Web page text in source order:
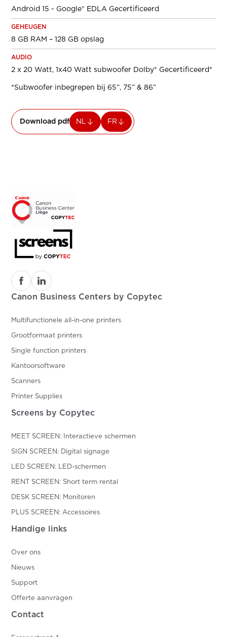
Android 15 - Google® EDLA Gecertificeerd
GEHEUGEN
8 GB RAM – 128 GB opslag
AUDIO
2 x 20 Watt, 1x40 Watt subwoofer Dolby® Gecertificeerd*
*Subwoofer inbegrepen bij 65”, 75” & 86”
Download pdf NL FR
Canon Business Centers by Copytec
Multifunctionele all-in-one printers
Grootformaat printers
Single function printers
Kantoorsoftware
Scanners
Printer Supplies
Screens by Copytec
MEET SCREEN: Interactieve schermen
SIGN SCREEN: Digital signage
LED SCREEN: LED-schermen
RENT SCREEN: Short term rental
DESK SCREEN: Monitoren
PLUS SCREEN: Accessoires
Handige links
Over ons
Nieuws
Support
Offerte aanvragen
Contact